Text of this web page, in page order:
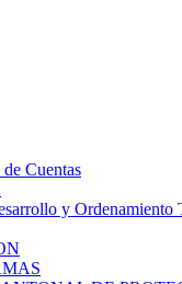
Cuentas
y Ordenamiento